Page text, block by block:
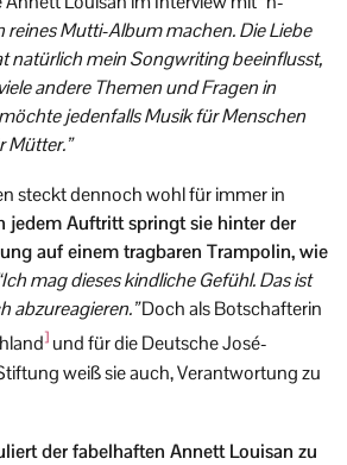
reines Mutti-Album machen. Die Liebe
natürlich mein Songwriting beeinflusst,
andere Themen und Fragen in
jedenfalls Musik für Menschen
Mütter.”
steckt dennoch wohl für immer in
jedem Auftritt springt sie hinter der
auf einem tragbaren Trampolin, wie
mag dieses kindliche Gefühl. Das ist
abzureagieren.”Doch als Botschafterin
] und für die Deutsche José-
weiß sie auch, Verantwortung zu
der fabelhaften Annett Louisan zu